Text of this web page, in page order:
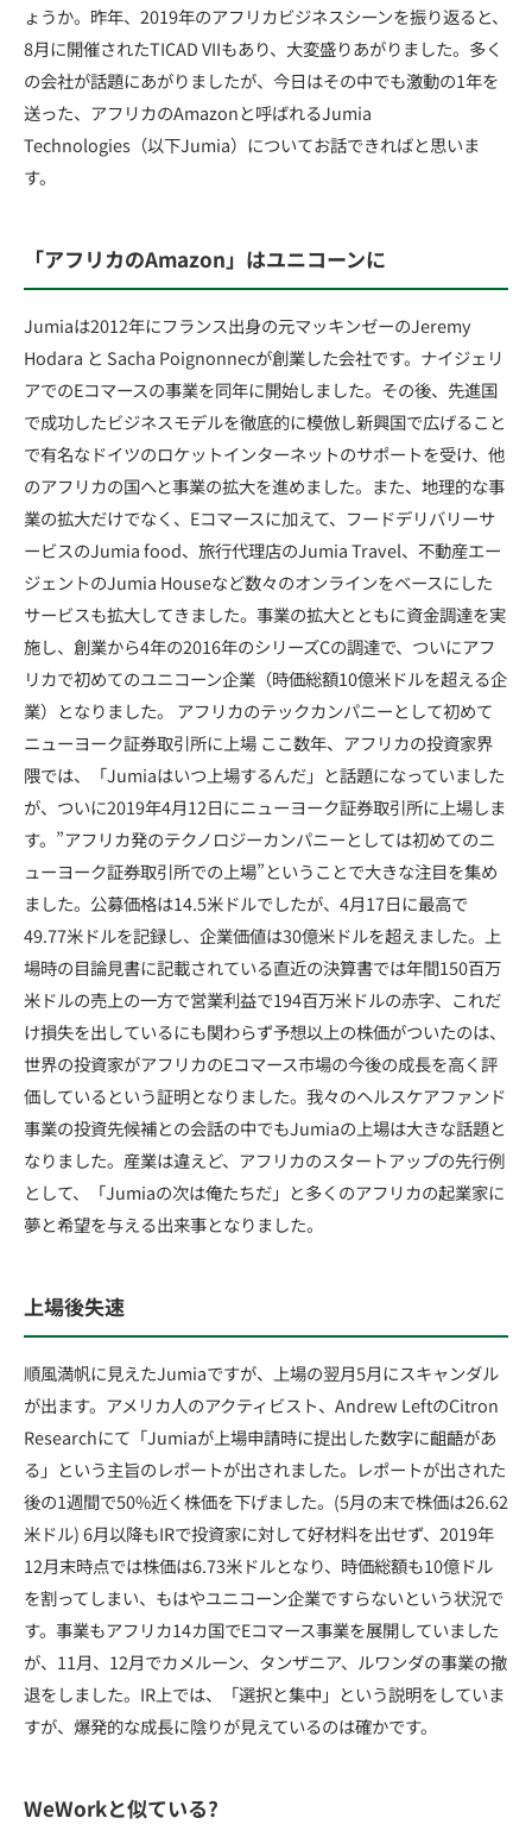
ょうか。昨年、2019年のアフリカビジネスシーンを振り返ると、
8月に開催されたTICAD VIIもあり、大変盛りあがりました。多く
の会社が話題にあがりましたが、今日はその中でも激動の1年を
送った、アフリカのAmazonと呼ばれるJumia
Technologies（以下Jumia）についてお話できればと思いま
す。
「アフリカのAmazon」はユニコーンに
Jumiaは2012年にフランス出身の元マッキンゼーのJeremy
Hodara と Sacha Poignonnecが創業した会社です。ナイジェリ
アでのEコマースの事業を同年に開始しました。その後、先進国
で成功したビジネスモデルを徹底的に模倣し新興国で広げること
で有名なドイツのロケットインターネットのサポートを受け、他
のアフリカの国へと事業の拡大を進めました。また、地理的な事
業の拡大だけでなく、Eコマースに加えて、フードデリバリーサ
ービスのJumia food、旅行代理店のJumia Travel、不動産エー
ジェントのJumia Houseなど数々のオンラインをベースにした
サービスも拡大してきました。事業の拡大とともに資金調達を実
施し、創業から4年の2016年のシリーズCの調達で、ついにアフ
リカで初めてのユニコーン企業（時価総額10億米ドルを超える企
業）となりました。 アフリカのテックカンパニーとして初めて
ニューヨーク証券取引所に上場 ここ数年、アフリカの投資家界
隈では、「Jumiaはいつ上場するんだ」と話題になっていました
が、ついに2019年4月12日にニューヨーク証券取引所に上場しま
す。”アフリカ発のテクノロジーカンパニーとしては初めてのニ
ューヨーク証券取引所での上場”ということで大きな注目を集め
ました。公募価格は14.5米ドルでしたが、4月17日に最高で
49.77米ドルを記録し、企業価値は30億米ドルを超えました。上
場時の目論見書に記載されている直近の決算書では年間150百万
米ドルの売上の一方で営業利益で194百万米ドルの赤字、これだ
け損失を出しているにも関わらず予想以上の株価がついたのは、
世界の投資家がアフリカのEコマース市場の今後の成長を高く評
価しているという証明となりました。我々のヘルスケアファンド
事業の投資先候補との会話の中でもJumiaの上場は大きな話題と
なりました。産業は違えど、アフリカのスタートアップの先行例
として、「Jumiaの次は俺たちだ」と多くのアフリカの起業家に
夢と希望を与える出来事となりました。
上場後失速
順風満帆に見えたJumiaですが、上場の翌月5月にスキャンダル
が出ます。アメリカ人のアクティビスト、Andrew LeftのCitron
Researchにて「Jumiaが上場申請時に提出した数字に齟齬があ
る」という主旨のレポートが出されました。レポートが出された
後の1週間で50%近く株価を下げました。(5月の末で株価は26.62
米ドル) 6月以降もIRで投資家に対して好材料を出せず、2019年
12月末時点では株価は6.73米ドルとなり、時価総額も10億ドル
を割ってしまい、もはやユニコーン企業ですらないという状況で
す。事業もアフリカ14カ国でEコマース事業を展開していました
が、11月、12月でカメルーン、タンザニア、ルワンダの事業の撤
退をしました。IR上では、「選択と集中」という説明をしていま
すが、爆発的な成長に陰りが見えているのは確かです。
WeWorkと似ている?